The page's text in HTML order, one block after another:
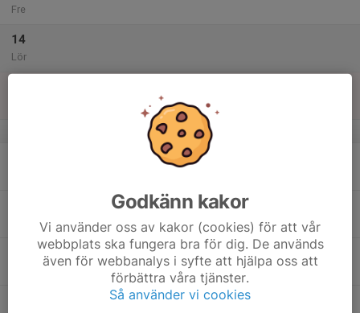
Fre
14
Lör
v.47
Godkänn kakor
Vi använder oss av kakor (cookies) för att vår
webbplats ska fungera bra för dig. De används
även för webbanalys i syfte att hjälpa oss att
förbättra våra tjänster.
Så använder vi cookies